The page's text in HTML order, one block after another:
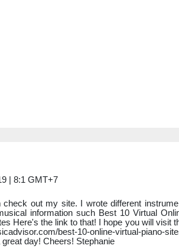
| 8:1 GMT+7
check out my site. I wrote different
information such Best 10 Virtual
Here's the link to that! I hope you will visit
best-10-online-virtual-piano-
day! Cheers! Stephanie